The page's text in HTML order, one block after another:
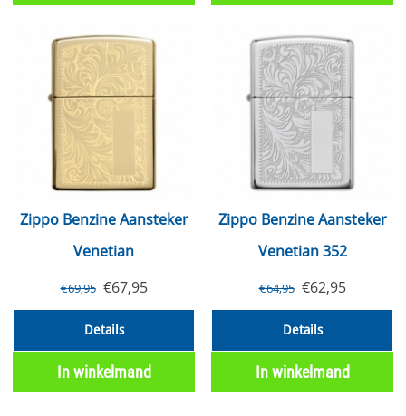
Zippo Benzine Aansteker
Venetian
€69,95 €67,95
Details
In winkelmand
Zippo Benzine Aansteker
Venetian 352
€64,95 €62,95
Details
In winkelmand